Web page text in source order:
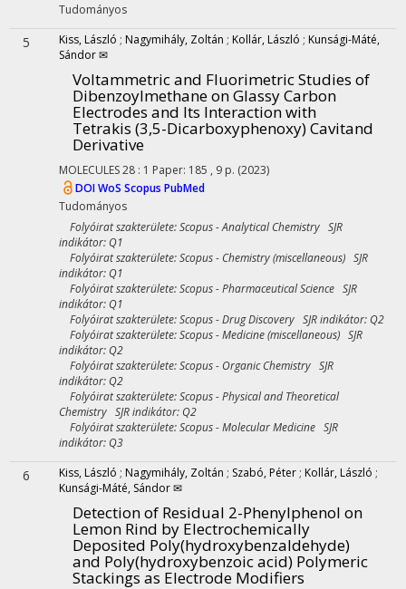
Tudományos
5 Kiss, László ; Nagymihály, Zoltán ; Kollár, László ; Kunsági-Máté,
Sándor ✉
Voltammetric and Fluorimetric Studies of
Dibenzoylmethane on Glassy Carbon
Electrodes and Its Interaction with
Tetrakis (3,5-Dicarboxyphenoxy) Cavitand
Derivative
MOLECULES28 : 1 Paper: 185 , 9 p. (2023)
DOIWoS Scopus PubMed
Tudományos
Folyóirat szakterülete: Scopus - Analytical Chemistry SJR
indikátor: Q1
Folyóirat szakterülete: Scopus - Chemistry (miscellaneous) SJR
indikátor: Q1
Folyóirat szakterülete: Scopus - Pharmaceutical Science SJR
indikátor: Q1
Folyóirat szakterülete: Scopus - Drug Discovery SJR indikátor: Q2
Folyóirat szakterülete: Scopus - Medicine (miscellaneous) SJR
indikátor: Q2
Folyóirat szakterülete: Scopus - Organic Chemistry SJR
indikátor: Q2
Folyóirat szakterülete: Scopus - Physical and Theoretical
Chemistry SJR indikátor: Q2
Folyóirat szakterülete: Scopus - Molecular Medicine SJR
indikátor: Q3
6 Kiss, László ; Nagymihály, Zoltán ; Szabó, Péter ; Kollár, László ;
Kunsági-Máté, Sándor ✉
Detection of Residual 2-Phenylphenol on
Lemon Rind by Electrochemically
Deposited Poly(hydroxybenzaldehyde)
and Poly(hydroxybenzoic acid) Polymeric
Stackings as Electrode Modifiers